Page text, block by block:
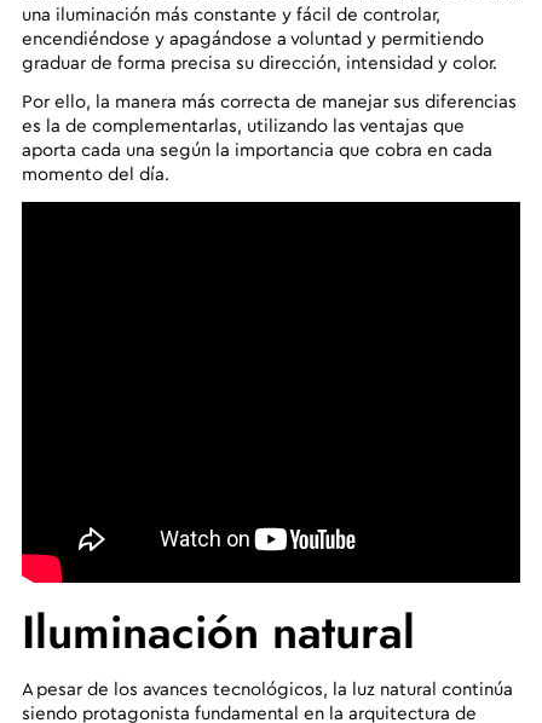
una iluminación más constante y fácil de controlar,
encendiéndose y apagándose a voluntad y permitiendo
graduar de forma precisa su dirección, intensidad y color.
Por ello, la manera más correcta de manejar sus diferencias
es la de complementarlas, utilizando las ventajas que
aporta cada una según la importancia que cobra en cada
momento del día.
Iluminación natural
A pesar de los avances tecnológicos, la luz natural continúa
siendo protagonista fundamental en la arquitectura de